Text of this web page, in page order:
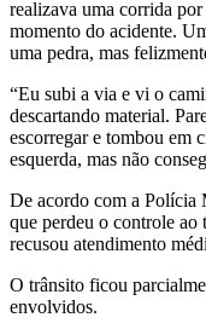
realizava uma corrida
momento do acidente.
uma pedra, mas
“Eu subi a via e vi o
descartando material.
escorregar e tombou em
esquerda, mas não
De acordo com a Polícia
que perdeu o controle ao
recusou atendimento
O trânsito ficou
envolvidos.